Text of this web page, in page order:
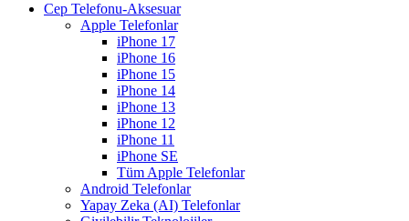
Cep Telefonu-Aksesuar
Apple Telefonlar
iPhone 17
iPhone 16
iPhone 15
iPhone 14
iPhone 13
iPhone 12
iPhone 11
iPhone SE
Tüm Apple Telefonlar
Android Telefonlar
Yapay Zeka (AI) Telefonlar